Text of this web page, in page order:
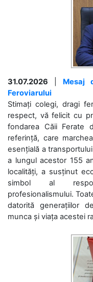
31.07.2026
Mesaj
Feroviarului
Stimați colegi, dragi
respect, vă felicit cu
fondarea Căii Ferate
referință, care
esențială a
a lungul acestor 155
localități, a susținut
simbol al
profesionalismului.
datorită generațiilor
munca și viața acestei